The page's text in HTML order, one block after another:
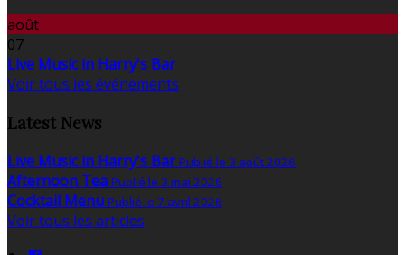
août
07
Live Music in Harry's Bar
Voir tous les événements
Latest News
Live Music in Harry's Bar Publié le 3 août 2026
Afternoon Tea Publié le 3 mai 2026
Cocktail Menu Publié le 7 avril 2026
Voir tous les articles